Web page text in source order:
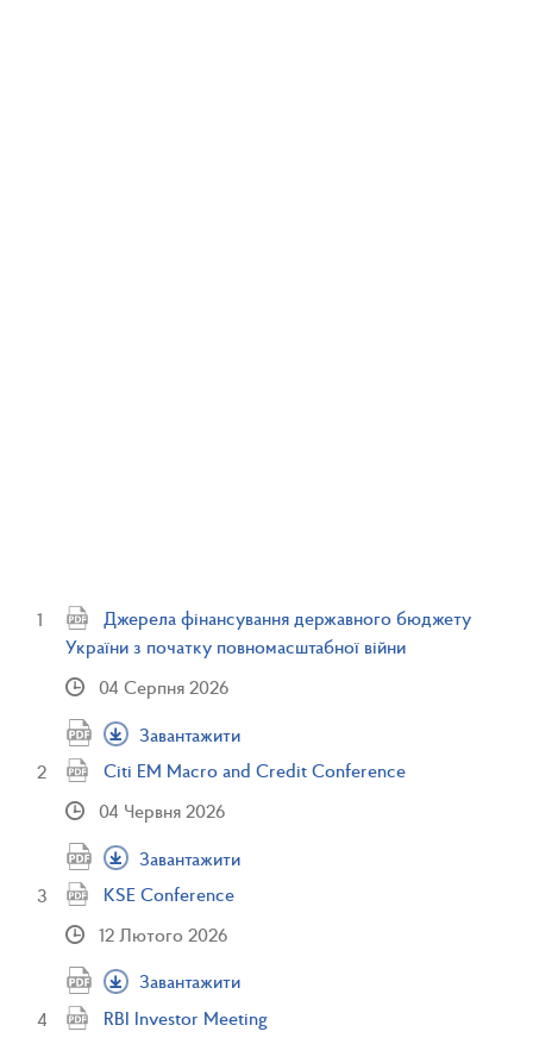
Джерела фінансування державного бюджету
України з початку повномасштабної війни
04 Серпня 2026
Завантажити
Citi EM Macro and Credit Conference
04 Червня 2026
Завантажити
KSE Conference
12 Лютого 2026
Завантажити
RBI Investor Meeting